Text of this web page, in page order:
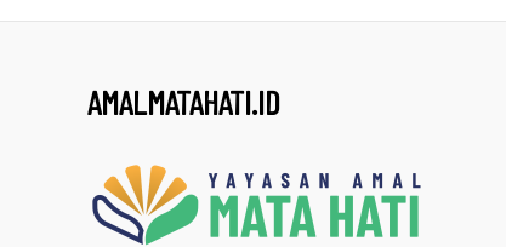
AMALMATAHATI.ID